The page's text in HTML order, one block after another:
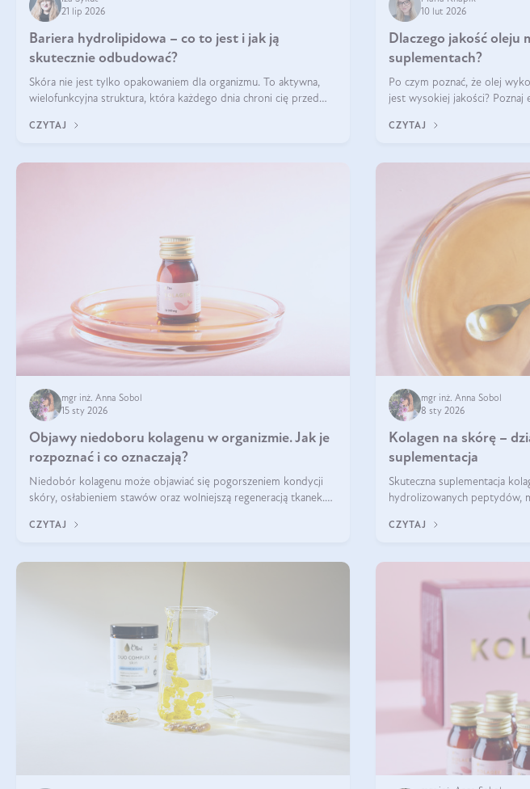
21 lip 2026
Bariera hydrolipidowa – co to jest i jak ją
skutecznie odbudować?
Skóra nie jest tylko opakowaniem dla organizmu. To aktywna,
wielofunkcyjna struktura, która każdego dnia chroni cię przed
środowiskowymi. Jednym z jej kluczowych elementów jest
CZYTAJ
10 lut 2026
Dlaczego jakość oleju
suplementach?
Po czym poznać, że olej
jest wysokiej jakości?
CZYTAJ
mgr inż. Anna Sobol
15 sty 2026
Objawy niedoboru kolagenu w organizmie. Jak je
rozpoznać i co oznaczają?
Niedobór kolagenu może objawiać się pogorszeniem kondycji
skóry, osłabieniem stawów oraz wolniejszą regeneracją tkanek.
skóry, bóle stawów, łamliwość paznokci oraz osłabienie włosów.
CZYTAJ
mgr inż. Anna Sobol
8 sty 2026
Kolagen na skórę –
suplementacja
Skuteczna suplementacja
hydrolizowanych peptydów,
regularnością stosowania.
CZYTAJ